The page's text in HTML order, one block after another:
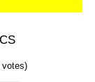
votes)